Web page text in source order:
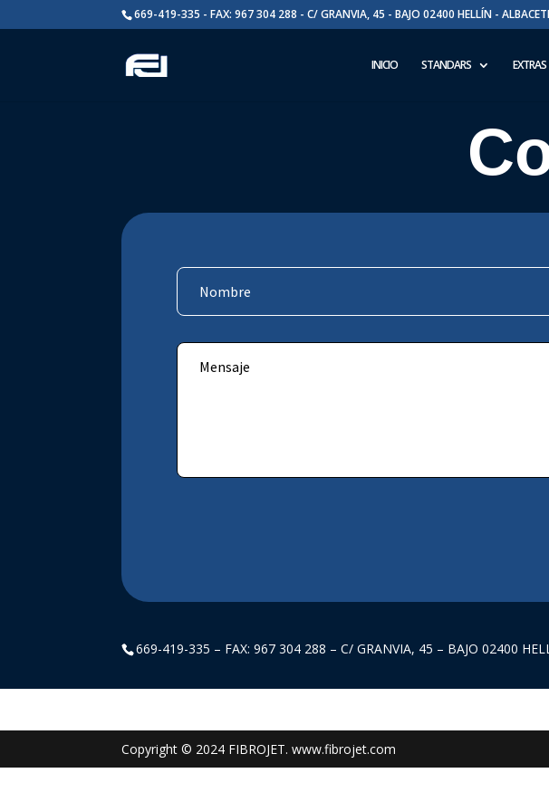
669-419-335 - FAX: 967 304 288 - C/ GRANVIA, 45 - BAJO 02400 HELLÍN -
INICIO STANDARS EXTRAS
669-419-335 – FAX: 967 304 288 – C/ GRANVIA, 45 – BAJO 02400
Copyright © 2024 FIBROJET. www.fibrojet.com